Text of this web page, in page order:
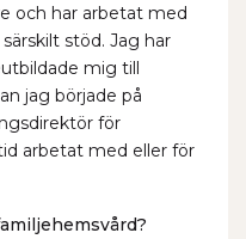
och har arbetat med
stöd. Jag har
mig till
jag började på
för
arbetat med eller för